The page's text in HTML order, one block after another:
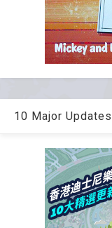
10 Major